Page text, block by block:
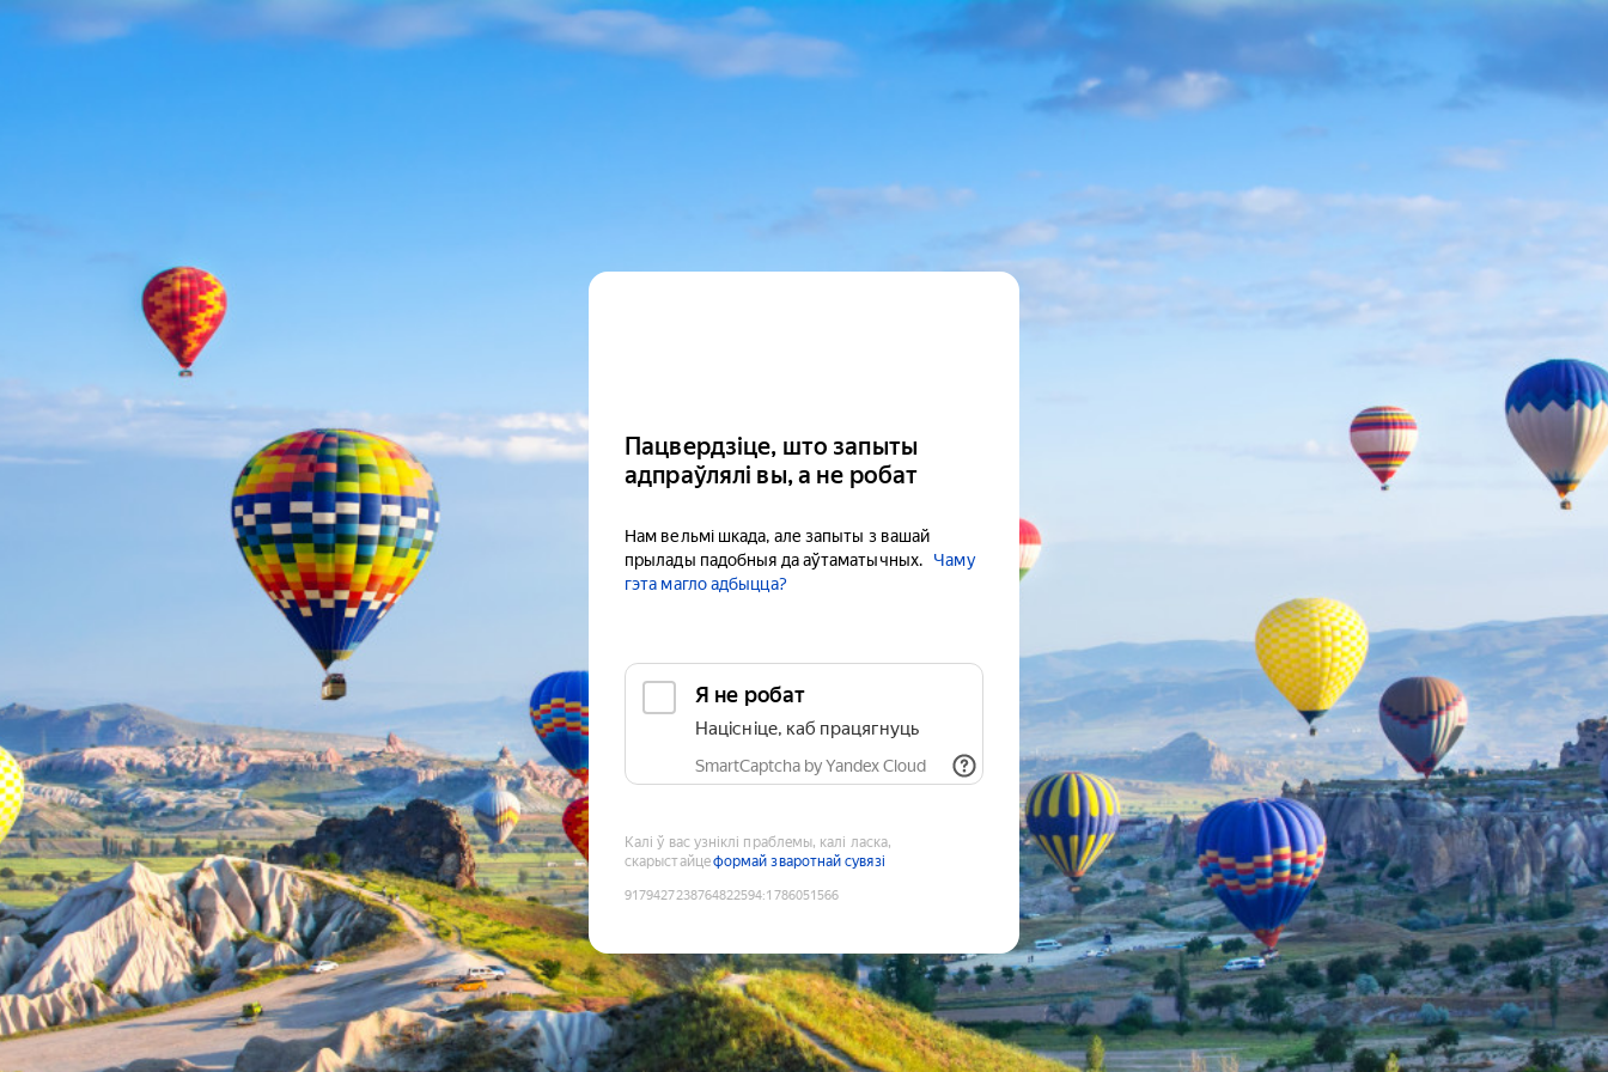
Пацвердзіце, што запыты
адпраўлялі вы, а не робат
Нам вельмі шкада, але запыты з вашай
прылады падобныя да аўтаматычных.
Чаму
гэта магло адбыцца?
Я не робат
Націсніце, каб працягнуць
SmartCaptcha by Yandex Cloud
Калі ў вас узніклі праблемы, калі ласка,
скарыстайцеформай зваротнай сувязі
9179427238764822594:1786051566